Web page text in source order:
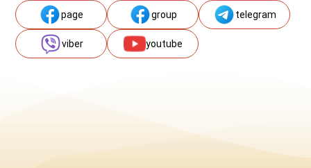
page group telegram
viber youtube